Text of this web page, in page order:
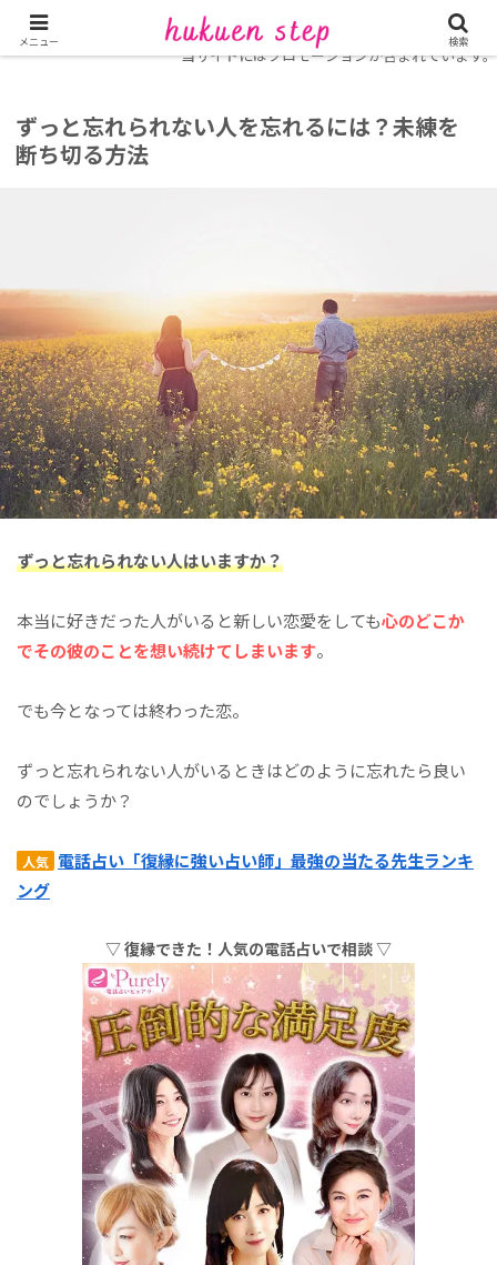
ホーム
復縁コラム
当サイトにはプロモーションが含まれています。
ずっと忘れられない人を忘れるには？未練を
断ち切る方法
ずっと忘れられない人はいますか？
本当に好きだった人がいると新しい恋愛をしても心のどこか
でその彼のことを想い続けてしまいます。
でも今となっては終わった恋。
ずっと忘れられない人がいるときはどのように忘れたら良い
のでしょうか？
人気 電話占い「復縁に強い占い師」最強の当たる先生ランキ
ング
▽ 復縁できた！人気の電話占いで相談 ▽
メニュー 検索